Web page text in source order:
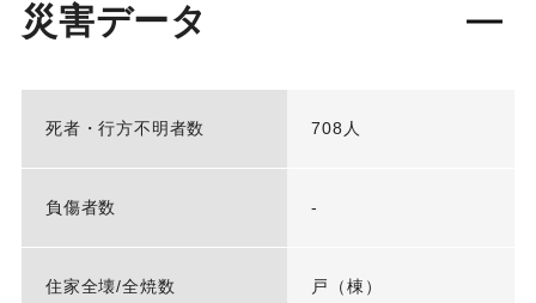
災害データ
死者・行方不明者数 708人
負傷者数 -
住家全壊/全焼数 戸（棟）